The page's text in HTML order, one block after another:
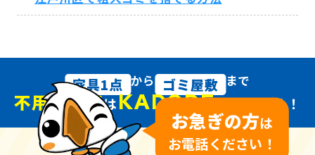
家具1点 から ゴミ屋敷 まで
不用品回収はKADODEにおまかせ！
お急ぎの方は
お電話ください！